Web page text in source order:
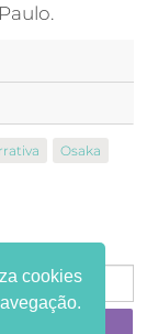
Osaka
cookies